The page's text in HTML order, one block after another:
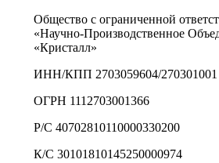
Общество с ограниченной
«Научно-Производственное
«Кристалл»
ИНН/КПП 2703059604/270301001
ОГРН 1112703001366
Р/С 40702810110000330200
К/С 30101810145250000974